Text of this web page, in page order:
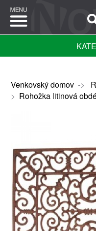
Venkovský domov->
> Rohožka litinová